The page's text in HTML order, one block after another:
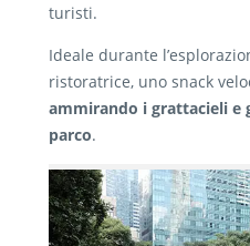
turisti.
Ideale durante
ristoratrice, uno snack
ammirando i grattacieli e
parco.